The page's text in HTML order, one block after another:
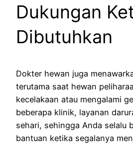
Dukungan
Dibutuhkan
Dokter hewan juga
terutama saat hewan
kecelakaan atau mengalami
beberapa klinik, layanan
sehari, sehingga Anda selalu
bantuan ketika segalanya